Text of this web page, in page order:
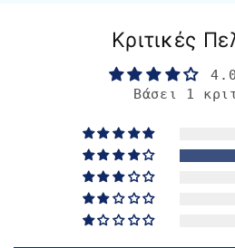
Κριτικές
Βάσει 1